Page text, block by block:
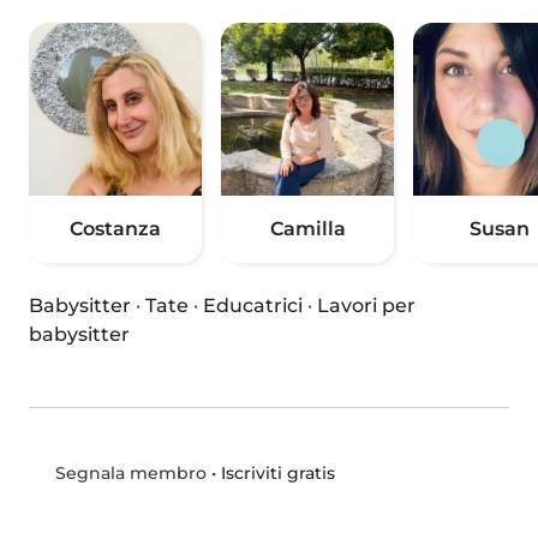
Costanza Camilla Susan
Babysitter · Tate · Educatrici · Lavori per
babysitter
Segnala membro• Iscriviti gratis